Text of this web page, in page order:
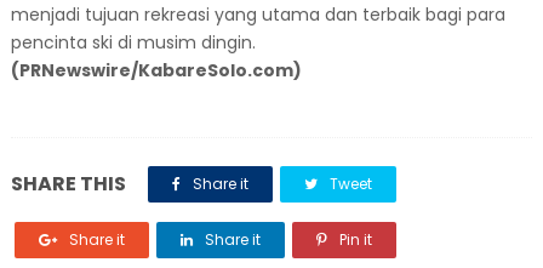
menjadi tujuan rekreasi yang utama dan terbaik bagi para
pencinta ski di musim dingin.
(PRNewswire/KabareSolo.com)
SHARE THIS Share it Tweet
Share it Share it Pin it